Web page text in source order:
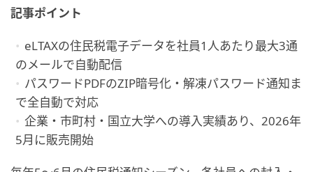
記事ポイント
eLTAXの住民税電子データを社員1人あたり最大3通
のメールで自動配信
パスワードPDFのZIP暗号化・解凍パスワード通知ま
で全自動で対応
企業・市町村・国立大学への導入実績あり、2026年
5月に販売開始